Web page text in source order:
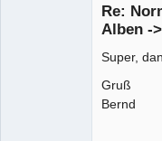
Re:
Alben -
Super,
Gruß
Bernd